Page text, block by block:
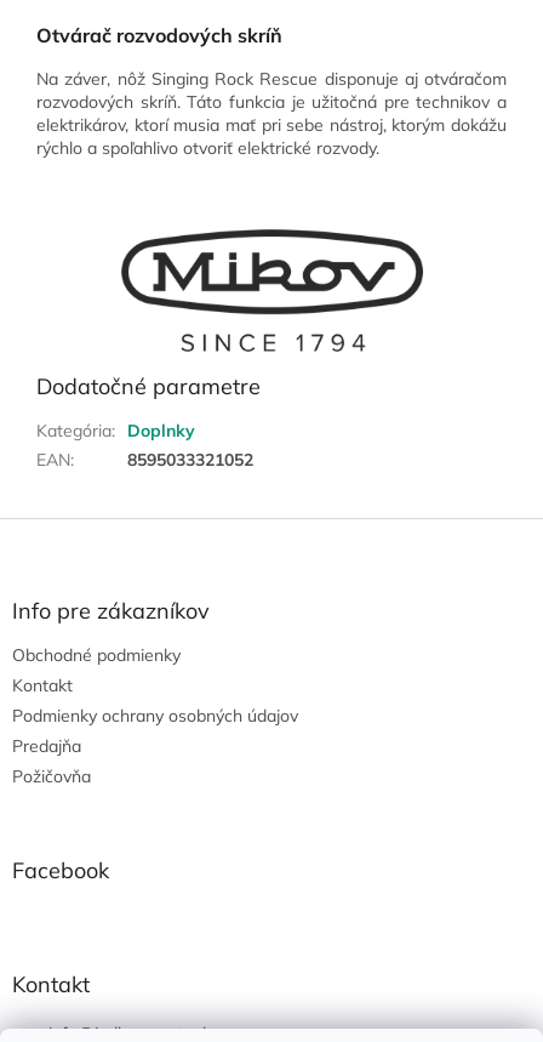
Otvárač rozvodových skríň
Na záver, nôž Singing Rock Rescue disponuje aj otváračom
rozvodových skríň. Táto funkcia je užitočná pre technikov a
elektrikárov, ktorí musia mať pri sebe nástroj, ktorým dokážu
rýchlo a spoľahlivo otvoriť elektrické rozvody.
Dodatočné parametre
Kategória:
Doplnky
EAN: 8595033321052
Z
Info pre zákazníkov
Obchodné podmienky
Kontakt
Podmienky ochrany osobných údajov
Predajňa
Požičovňa
Facebook
Kontakt
info@jedlonacesty.sk